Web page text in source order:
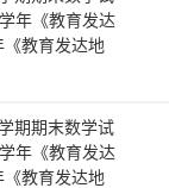
年《教育发达
教育发达地
期期末数学试
年《教育发达
教育发达地